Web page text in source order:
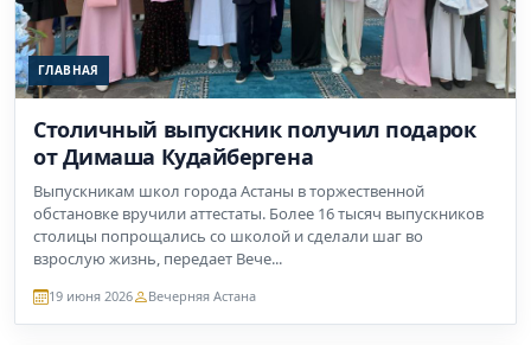
ГЛАВНАЯ
Столичный выпускник получил подарок
от Димаша Кудайбергена
Выпускникам школ города Астаны в торжественной
обстановке вручили аттестаты. Более 16 тысяч выпускников
столицы попрощались со школой и сделали шаг во
взрослую жизнь, передает Вече...
19 июня 2026 Вечерняя Астана